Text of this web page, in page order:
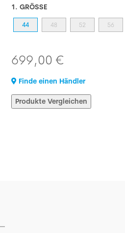
1. GRÖSSE
44 48 52 56
699,00 €
Finde einen Händler
Produkte Vergleichen